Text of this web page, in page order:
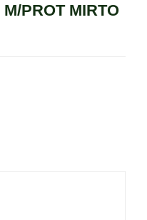
PROT MIRTO